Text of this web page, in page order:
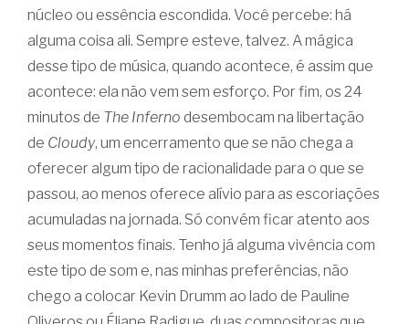
núcleo ou essência escondida. Você percebe: há
alguma coisa ali. Sempre esteve, talvez. A mágica
desse tipo de música, quando acontece, é assim que
acontece: ela não vem sem esforço. Por fim, os 24
minutos de The Inferno desembocam na libertação
de Cloudy, um encerramento que se não chega a
oferecer algum tipo de racionalidade para o que se
passou, ao menos oferece alívio para as escoriações
acumuladas na jornada. Só convém ficar atento aos
seus momentos finais. Tenho já alguma vivência com
este tipo de som e, nas minhas preferências, não
chego a colocar Kevin Drumm ao lado de Pauline